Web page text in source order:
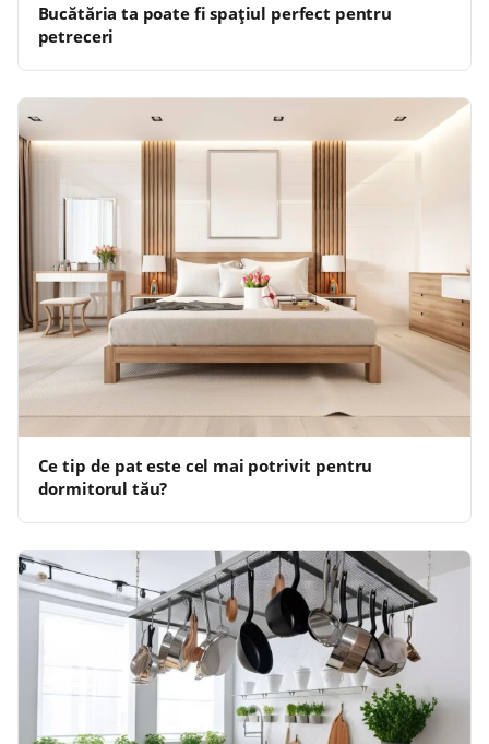
Bucătăria ta poate fi spațiul perfect pentru
petreceri
Ce tip de pat este cel mai potrivit pentru
dormitorul tău?